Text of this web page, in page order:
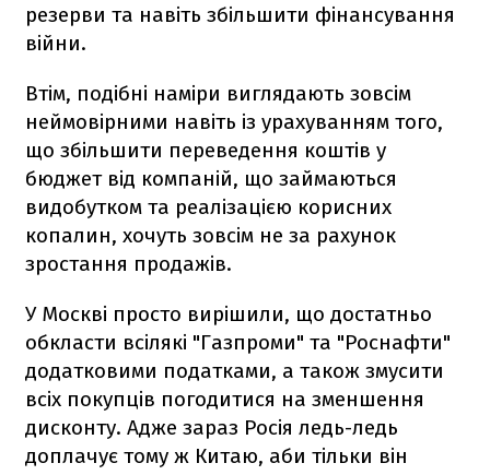
резерви та навіть збільшити фінансування
війни.
Втім, подібні наміри виглядають зовсім
неймовірними навіть із урахуванням того,
що збільшити переведення коштів у
бюджет від компаній, що займаються
видобутком та реалізацією корисних
копалин, хочуть зовсім не за рахунок
зростання продажів.
У Москві просто вирішили, що достатньо
обкласти всілякі "Газпроми" та "Роснафти"
додатковими податками, а також змусити
всіх покупців погодитися на зменшення
дисконту. Адже зараз Росія ледь-ледь
доплачує тому ж Китаю, аби тільки він